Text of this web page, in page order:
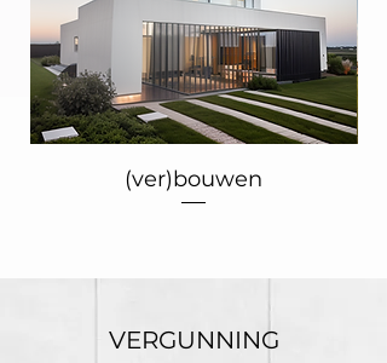
(ver)bouwen
VERGUNNING